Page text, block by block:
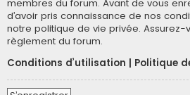
membres du forum. Avant de vous
d’avoir pris connaissance de nos
notre politique de vie privée. Assurez-
règlement du forum.
Conditions d’utilisation
Politique